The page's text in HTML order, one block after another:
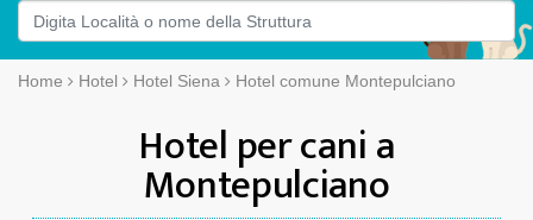
Home Hotel Hotel Siena Hotel comune Montepulciano
Hotel per cani a
Montepulciano